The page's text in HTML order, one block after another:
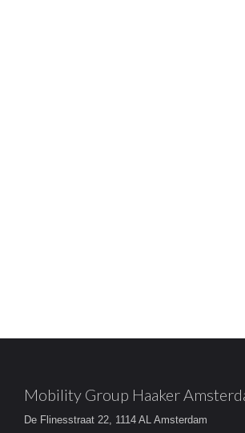
Mobility Group Haaker
De Flinesstraat 22, 1114 AL Amsterdam